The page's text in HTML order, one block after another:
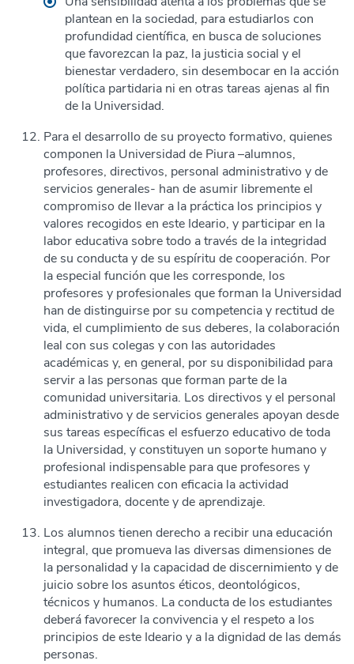
plantean en la sociedad, para estudiarlos con
profundidad científica, en busca de soluciones
que favorezcan la paz, la justicia social y el
bienestar verdadero, sin desembocar en la acción
política partidaria ni en otras tareas ajenas al fin
de la Universidad.
Para el desarrollo de su proyecto formativo, quienes
componen la Universidad de Piura –alumnos,
profesores, directivos, personal administrativo y de
servicios generales- han de asumir libremente el
compromiso de llevar a la práctica los principios y
valores recogidos en este Ideario, y participar en la
labor educativa sobre todo a través de la integridad
de su conducta y de su espíritu de cooperación. Por
la especial función que les corresponde, los
profesores y profesionales que forman la Universidad
han de distinguirse por su competencia y rectitud de
vida, el cumplimiento de sus deberes, la colaboración
leal con sus colegas y con las autoridades
académicas y, en general, por su disponibilidad para
servir a las personas que forman parte de la
comunidad universitaria. Los directivos y el personal
administrativo y de servicios generales apoyan desde
sus tareas específicas el esfuerzo educativo de toda
la Universidad, y constituyen un soporte humano y
profesional indispensable para que profesores y
estudiantes realicen con eficacia la actividad
investigadora, docente y de aprendizaje.
Los alumnos tienen derecho a recibir una educación
integral, que promueva las diversas dimensiones de
la personalidad y la capacidad de discernimiento y de
juicio sobre los asuntos éticos, deontológicos,
técnicos y humanos. La conducta de los estudiantes
deberá favorecer la convivencia y el respeto a los
principios de este Ideario y a la dignidad de las demás
personas.